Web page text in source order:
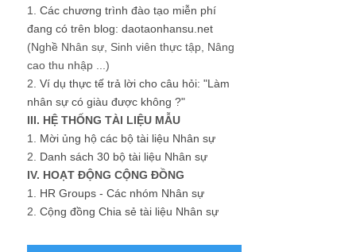
1. Các chương trình đào tạo miễn phí
đang có trên blog: daotaonhansu.net
(Nghề Nhân sự, Sinh viên thực tập, Nâng
cao thu nhập ...)
2. Ví dụ thực tế trả lời cho câu hỏi: "Làm
nhân sự có giàu được không ?"
III. HỆ THỐNG TÀI LIỆU MẪU
1. Mời ủng hộ các bộ tài liệu Nhân sự
2. Danh sách 30 bộ tài liệu Nhân sự
IV. HOẠT ĐỘNG CỘNG ĐỒNG
1. HR Groups - Các nhóm Nhân sự
2. Cộng đồng Chia sẻ tài liệu Nhân sự